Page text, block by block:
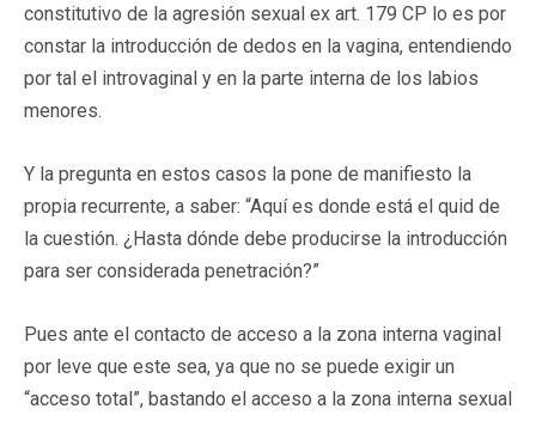
constitutivo de la agresión sexual ex art. 179 CP lo es por
constar la introducción de dedos en la vagina, entendiendo
por tal el introvaginal y en la parte interna de los labios
menores.
Y la pregunta en estos casos la pone de manifiesto la
propia recurrente, a saber: “Aquí es donde está el quid de
la cuestión. ¿Hasta dónde debe producirse la introducción
para ser considerada penetración?”
Pues ante el contacto de acceso a la zona interna vaginal
por leve que este sea, ya que no se puede exigir un
“acceso total”, bastando el acceso a la zona interna sexual